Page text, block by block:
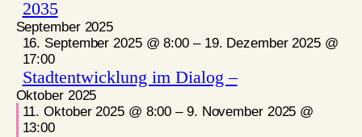
2035
September 2025
16. September 2025 @ 8:00 – 19. Dezember 2025 @
17:00
Stadtentwicklung im Dialog –
Oktober 2025
11. Oktober 2025 @ 8:00 – 9. November 2025 @
13:00